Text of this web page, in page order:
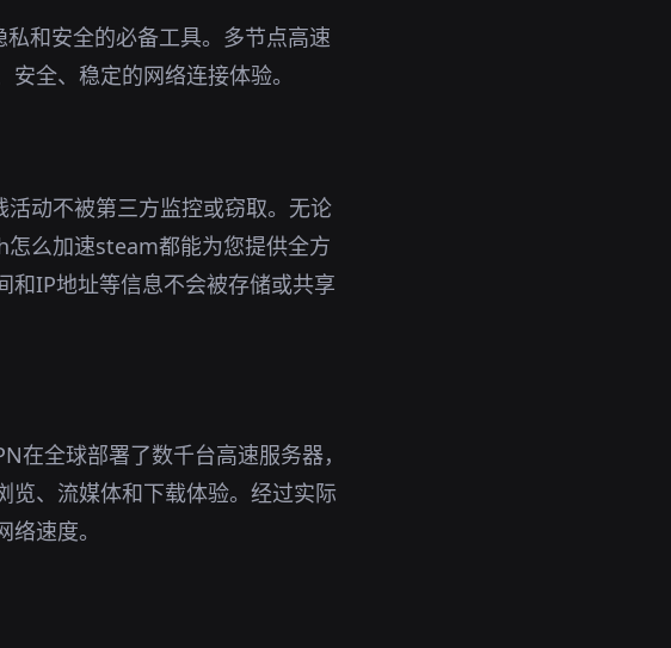
和安全的必备工具。多节点高速
全、稳定的网络连接体验。
动不被第三方监控或窃取。无论
么加速steam都能为您提供全方
和IP地址等信息不会被存储或共享
在全球部署了数千台高速服务器，
览、流媒体和下载体验。经过实际
速度。